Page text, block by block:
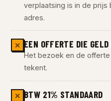
verplaatsing is in de
adres.
✕ EEN OFFERTE DIE GELD
Het bezoek en de
tekent.
✕ BTW 21% STANDAARD